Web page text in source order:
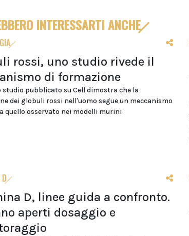
INTERESSARTI ANCHE
rossi, uno studio rivede il
di formazione
studio pubblicato su Cell dimostra che la
dei globuli rossi nell'uomo segue un meccanismo
quello osservato nei modelli murini
D, linee guida a confronto.
aperti dosaggio e